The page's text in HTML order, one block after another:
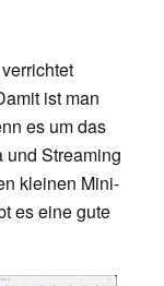
ist man
es um das
und Streaming
kleinen Mini-
es eine gute